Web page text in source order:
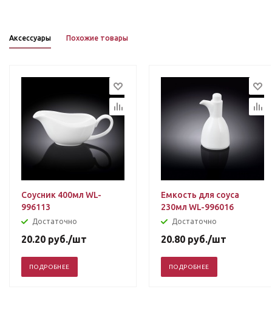
Аксессуары Похожие товары
Соусник 400мл WL-
996113
Достаточно
20.20 руб./шт
ПОДРОБНЕЕ
Емкость для соуса
230мл WL-996016
Достаточно
20.80 руб./шт
ПОДРОБНЕЕ